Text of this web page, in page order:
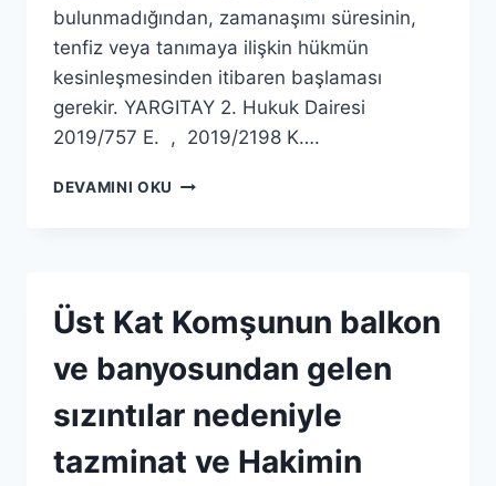
bulunmadığından, zamanaşımı süresinin,
tenfiz veya tanımaya ilişkin hükmün
kesinleşmesinden itibaren başlaması
gerekir. YARGITAY 2. Hukuk Dairesi
2019/757 E. , 2019/2198 K….
DEVAMINI OKU
Üst Kat Komşunun balkon
ve banyosundan gelen
sızıntılar nedeniyle
tazminat ve Hakimin